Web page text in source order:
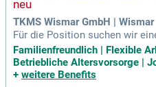
TKMS Wismar GmbH | Wismar
Für die Position suchen wir
s in einem technischen
tschaftsingenieurwesen.
ernationalen
Familienfreundlich | Flexible
Betriebliche Altersvorsorge |
+ weitere Benefits